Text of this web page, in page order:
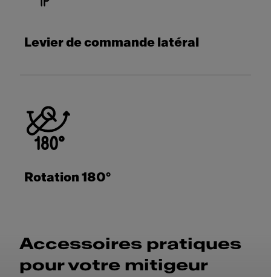
Levier de commande latéral
Rotation 180°
Accessoires pratiques
pour votre mitigeur